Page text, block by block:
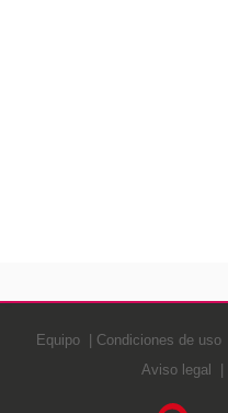
Equipo Condiciones de uso
Aviso legal